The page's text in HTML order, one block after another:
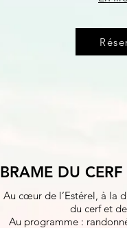
BRAME DU
Au cœur de l’Estérel, à la
du cerf et
Au programme :